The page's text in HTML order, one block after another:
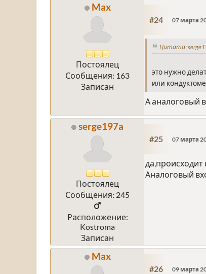
Max
Постоялец
Сообщения: 163
Записан
#24 07 марта
Цитата:
это нужно
или
А аналоговый
serge197a
Постоялец
Сообщения: 245
Расположение:
Kostroma
Записан
#25 07 марта
Аналоговый
Max
#26 09 марта